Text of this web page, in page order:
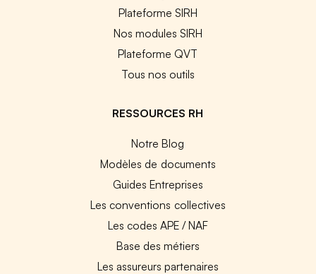
Plateforme SIRH
Nos modules SIRH
Plateforme QVT
Tous nos outils
RESSOURCES RH
Notre Blog
Modèles de documents
Guides Entreprises
Les conventions collectives
Les codes APE / NAF
Base des métiers
Les assureurs partenaires